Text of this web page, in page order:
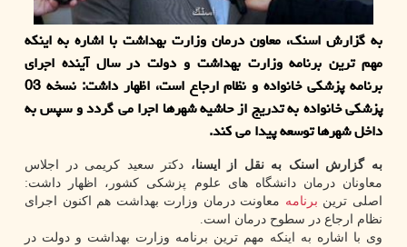
به گزارش اسنک، معاون درمان وزارت بهداشت با اشاره به اینکه
مهم ترین برنامه وزارت بهداشت و دولت در سال آینده اجرای
برنامه پزشکی خانواده و نظام ارجاع است، اظهار داشت: نسخه 03
پزشکی خانواده به تدریج از حاشیه شهرها اجرا می گردد و سپس به
داخل شهرها توسعه پیدا می کند.
به گزارش اسنک به نقل از ایسنا، دکتر سعید کریمی در اجلاس
معاونان درمان دانشگاه های علوم پزشکی کشور، اظهار داشت:
اصلی ترین برنامه معاونت درمان وزارت بهداشت هم اکنون اجرای
نظام ارجاع در سطوح درمان است.
وی با اشاره به اینکه مهم ترین برنامه وزارت بهداشت و دولت در